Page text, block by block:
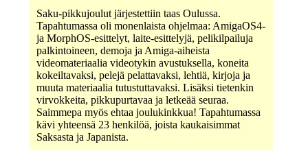
Saku-pikkujoulut järjestettiin taas Oulussa.
Tapahtumassa oli monenlaista ohjelmaa: AmigaOS4-
ja MorphOS-esittelyt, laite-esittelyjä, pelikilpailuja
palkintoineen, demoja ja Amiga-aiheista
videomateriaalia videotykin avustuksella, koneita
kokeiltavaksi, pelejä pelattavaksi, lehtiä, kirjoja ja
muuta materiaalia tutustuttavaksi. Lisäksi tietenkin
virvokkeita, pikkupurtavaa ja letkeää seuraa.
Saimmepa myös ehtaa joulukinkkua! Tapahtumassa
kävi yhteensä 23 henkilöä, joista kaukaisimmat
Saksasta ja Japanista.